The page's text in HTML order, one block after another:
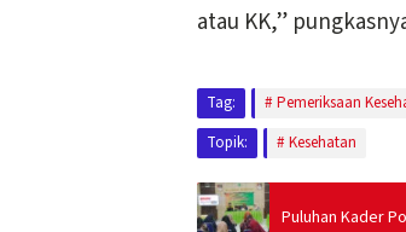
atau KK,”
Tag: Pemeriksaan
Topik:
Kesehatan
Puluhan Kader